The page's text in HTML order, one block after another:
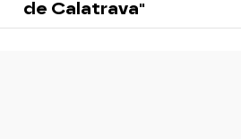
de Calatrava"